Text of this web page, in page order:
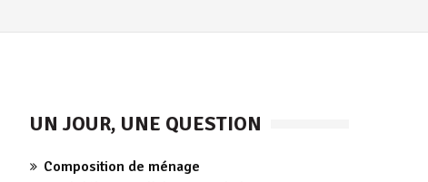
UN JOUR, UNE QUESTION
Composition de ménage